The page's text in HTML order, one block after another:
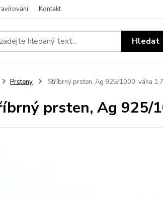
Kontakt
Hledat
Prsteny Stříbrný prsten, Ag 925/1000, váha
prsten, Ag 925/